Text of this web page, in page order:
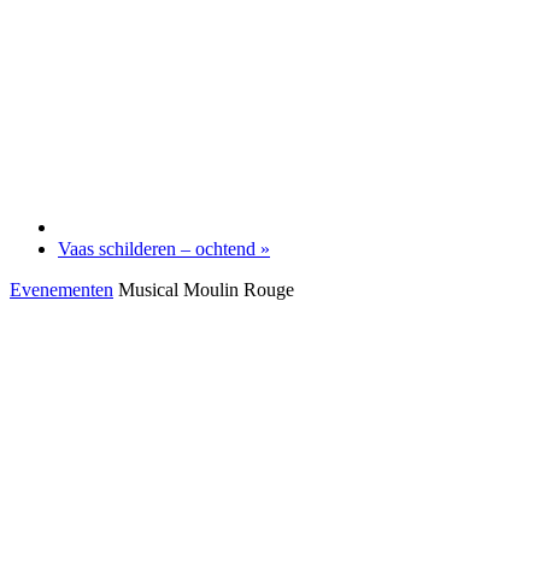
Vaas schilderen – ochtend »
Evenementen Musical Moulin Rouge